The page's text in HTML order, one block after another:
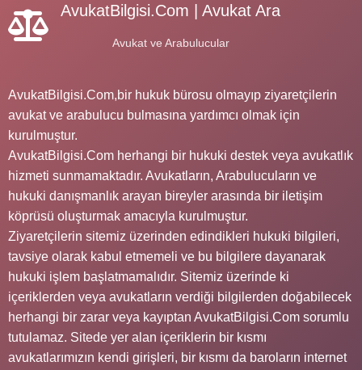
AvukatBilgisi.Com | Avukat Ara
Avukat ve Arabulucular
AvukatBilgisi.Com,bir hukuk bürosu olmayıp ziyaretçilerin
avukat ve arabulucu bulmasına yardımcı olmak için
kurulmuştur.
AvukatBilgisi.Com herhangi bir hukuki destek veya avukatlık
hizmeti sunmamaktadır. Avukatların, Arabulucuların ve
hukuki danışmanlık arayan bireyler arasında bir iletişim
köprüsü oluşturmak amacıyla kurulmuştur.
Ziyaretçilerin sitemiz üzerinden edindikleri hukuki bilgileri,
tavsiye olarak kabul etmemeli ve bu bilgilere dayanarak
hukuki işlem başlatmamalıdır. Sitemiz üzerinde ki
içeriklerden veya avukatların verdiği bilgilerden doğabilecek
herhangi bir zarar veya kayıptan AvukatBilgisi.Com sorumlu
tutulamaz. Sitede yer alan içeriklerin bir kısmı
avukatlarımızın kendi girişleri, bir kısmı da baroların internet